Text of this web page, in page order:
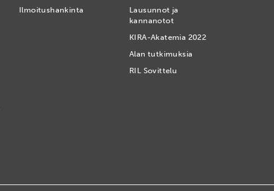
Ilmoitushankinta
Lausunnot ja
kannanotot
KIRA-Akatemia 2022
Alan tutkimuksia
RIL Sovittelu